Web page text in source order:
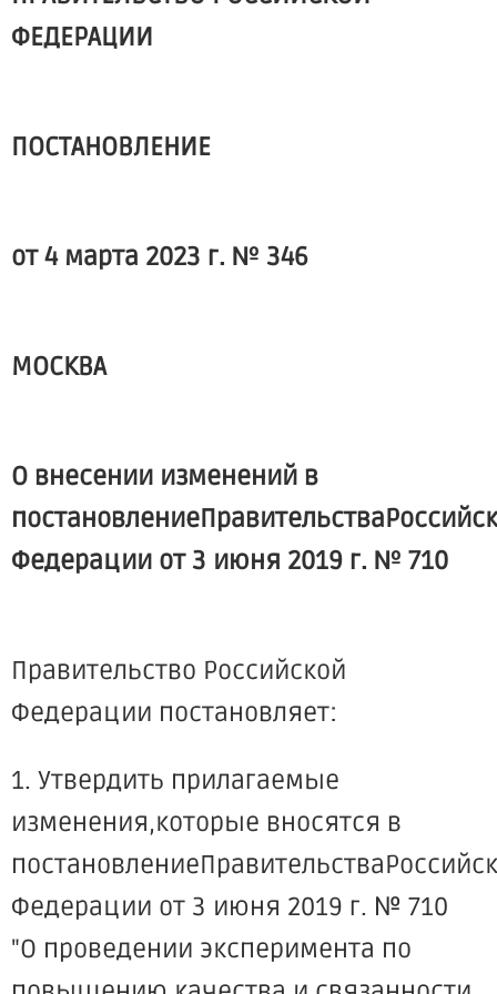
ФЕДЕРАЦИИ
ПОСТАНОВЛЕНИЕ
от 4 марта 2023 г. № 346
МОСКВА
О внесении изменений в
Федерации от 3 июня 2019 г. № 710
Правительство Российской
Федерации постановляет:
1. Утвердить прилагаемые
изменения,которые вносятся в
Федерации от 3 июня 2019 г. № 710
"О проведении эксперимента по